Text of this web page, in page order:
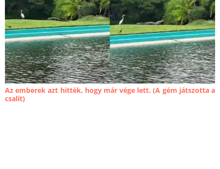
Az emberek azt hitték, hogy már vége lett. (A gém játszotta a
csalit)